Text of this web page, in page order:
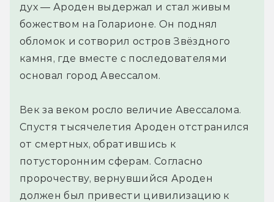
дух — Ароден выдержал и стал живым
божеством на Голарионе. Он поднял
обломок и сотворил остров Звёздного
камня, где вместе с последователями
основал город Авессалом.
Век за веком росло величие Авессалома.
Спустя тысячелетия Ароден отстранился
от смертных, обратившись к
потусторонним сферам. Согласно
пророчеству, вернувшийся Ароден
должен был привести цивилизацию к